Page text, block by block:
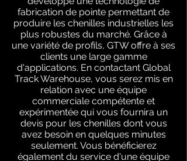
fabrication de pointe permettant de
produire les chenilles industrielles les
plus robustes du marché. Grâce à
une variété de profils, GTW offre à ses
clients une large gamme
d'applications. En contactant Global
Track Warehouse, vous serez mis en
relation avec une équipe
commerciale compétente et
expérimentée qui vous fournira un
devis pour les chenilles dont vous
avez besoin en quelques minutes
seulement. Vous bénéficierez
également du service d'une équipe